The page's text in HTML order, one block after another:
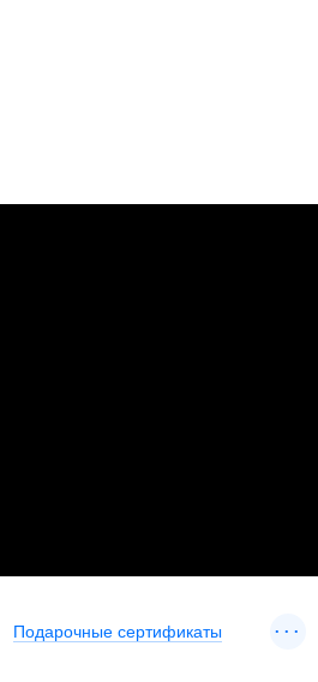
Подарочные сертификаты ...